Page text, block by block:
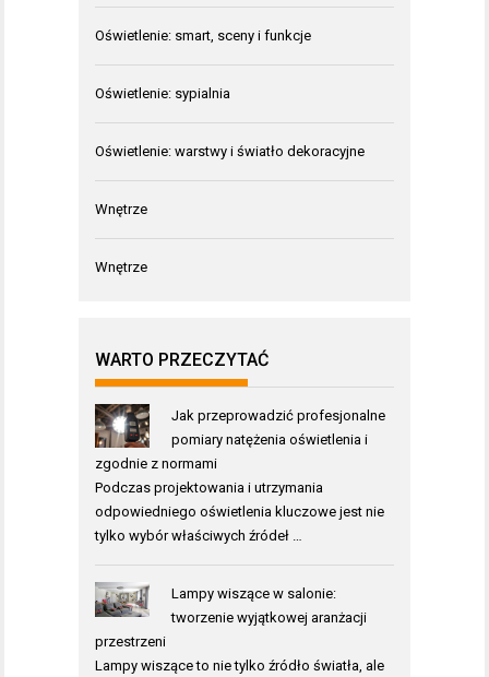
Oświetlenie: smart, sceny i funkcje
Oświetlenie: sypialnia
Oświetlenie: warstwy i światło dekoracyjne
Wnętrze
Wnętrze
WARTO PRZECZYTAĆ
Jak przeprowadzić profesjonalne
pomiary natężenia oświetlenia i
zgodnie z normami
Podczas projektowania i utrzymania
odpowiedniego oświetlenia kluczowe jest nie
tylko wybór właściwych źródeł …
Lampy wiszące w salonie:
tworzenie wyjątkowej aranżacji
przestrzeni
Lampy wiszące to nie tylko źródło światła, ale